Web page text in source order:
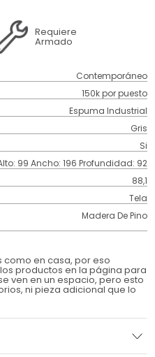
Requiere
Armado
Contemporáneo
150k por puesto
Espuma Industrial
Gris
Si
99 Ancho: 196 Profundidad: 92
88,1
Tela
Madera De Pino
como en casa, por eso
productos en la página para
ven en un espacio, pero esto
ni pieza adicional que lo